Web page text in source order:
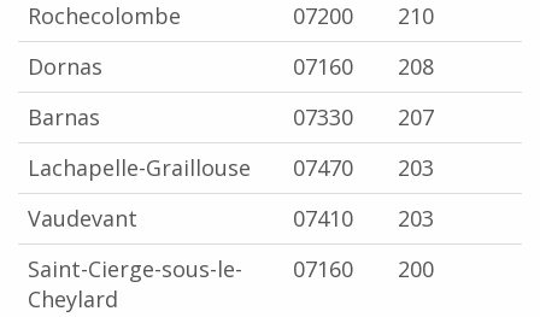
Rochecolombe
07200
210
Dornas
07160
208
Barnas
07330
207
Lachapelle-Graillouse
07470
203
Vaudevant
07410
203
Saint-Cierge-sous-le-
Cheylard
07160 200